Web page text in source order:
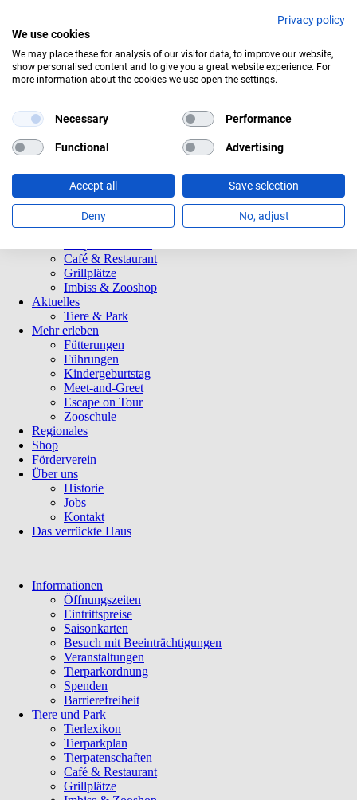
Aktuelles Wetter:
Navigation
überspringen
Informationen
Öffnungszeiten
Saisonkarten
Besuch mit Beeinträchtigungen
Veranstaltungen
Spenden
Barrierefreiheit
Tiere und Park
Tierlexikon
Tierparkplan
Café & Restaurant
Grillplätze
Imbiss & Zooshop
Aktuelles
Tiere & Park
Mehr erleben
Fütterungen
Führungen
Kindergeburtstag
Meet-and-Greet
Escape on Tour
Zooschule
Regionales
Shop
Förderverein
Über uns
Historie
Jobs
Kontakt
Das verrückte Haus
Navigation
überspringen
Informationen
Öffnungszeiten
Eintrittspreise
Saisonkarten
Besuch mit Beeinträchtigungen
Veranstaltungen
Tierparkordnung
Spenden
Barrierefreiheit
Tiere und Park
Tierlexikon
Tierparkplan
Tierpatenschaften
Café & Restaurant
Grillplätze
Privacy policy
We use cookies
We may place these for analysis of our visitor data, to improve our website,
show personalised content and to give you a great website experience. For
more information about the cookies we use open the settings.
Necessary Performance
Functional Advertising
Accept all Save selection
Deny No, adjust